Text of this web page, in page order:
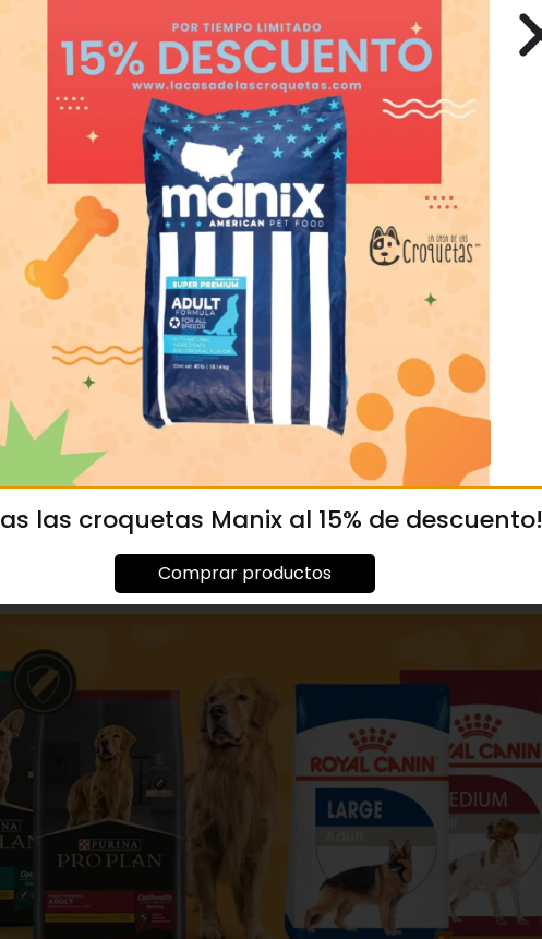
ADULTO 25
al carrito
PERRON ADULTO
REGULAR 25 KG
MXN799.00
Añadir al carrito
las croquetas Manix al 15% de descuento!
Comprar productos